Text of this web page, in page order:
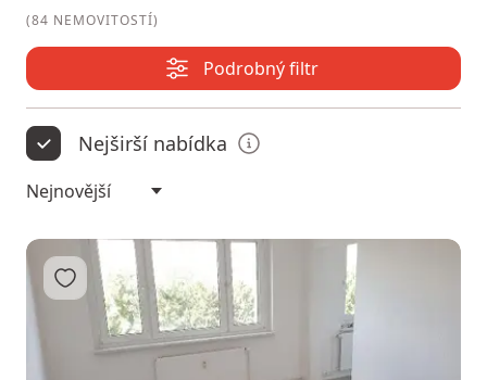
(84 NEMOVITOSTÍ)
Podrobný filtr
Nejširší nabídka
Přidat do oblíbených